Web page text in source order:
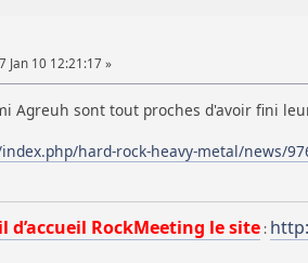
Jan 10 12:21:17 »
Agreuh sont tout proches d'avoir fini
hard-rock-heavy-metal/news/
d’accueil RockMeeting le site: